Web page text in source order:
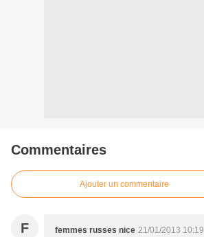
Commentaires
Ajouter un commentaire
F femmes russes nice 21/01/2013 10:19